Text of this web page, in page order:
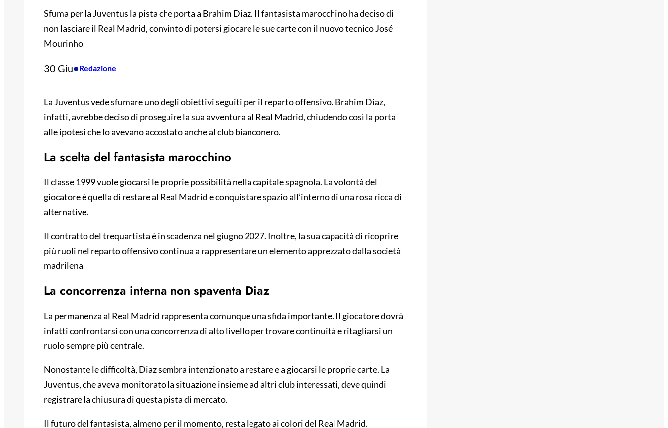
Sfuma per la Juventus la pista che porta a Brahim Diaz. Il fantasista marocchino ha deciso di
non lasciare il Real Madrid, convinto di potersi giocare le sue carte con il nuovo tecnico José
Mourinho.
30 Giu•Redazione
La Juventus vede sfumare uno degli obiettivi seguiti per il reparto offensivo. Brahim Diaz,
infatti, avrebbe deciso di proseguire la sua avventura al Real Madrid, chiudendo così la porta
alle ipotesi che lo avevano accostato anche al club bianconero.
La scelta del fantasista marocchino
Il classe 1999 vuole giocarsi le proprie possibilità nella capitale spagnola. La volontà del
giocatore è quella di restare al Real Madrid e conquistare spazio all’interno di una rosa ricca di
alternative.
Il contratto del trequartista è in scadenza nel giugno 2027. Inoltre, la sua capacità di ricoprire
più ruoli nel reparto offensivo continua a rappresentare un elemento apprezzato dalla società
madrilena.
La concorrenza interna non spaventa Diaz
La permanenza al Real Madrid rappresenta comunque una sfida importante. Il giocatore dovrà
infatti confrontarsi con una concorrenza di alto livello per trovare continuità e ritagliarsi un
ruolo sempre più centrale.
Nonostante le difficoltà, Diaz sembra intenzionato a restare e a giocarsi le proprie carte. La
Juventus, che aveva monitorato la situazione insieme ad altri club interessati, deve quindi
registrare la chiusura di questa pista di mercato.
Il futuro del fantasista, almeno per il momento, resta legato ai colori del Real Madrid.